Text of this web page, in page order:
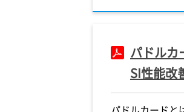
パドルカ
SI性能改